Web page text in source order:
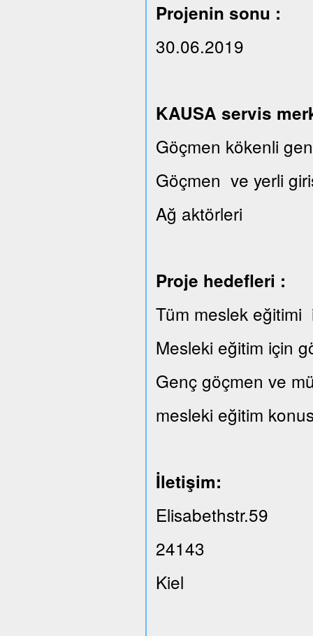
Projenin sonu :
30.06.2019
KAUSA servis
Göçmen kökenli
Göçmen ve yerli
Ağ aktörleri
Proje hedefleri :
Tüm meslek eğitimi
Mesleki eğitim için
Genç göçmen ve
mesleki eğitim
İletişim:
Elisabethstr.59
24143
Kiel